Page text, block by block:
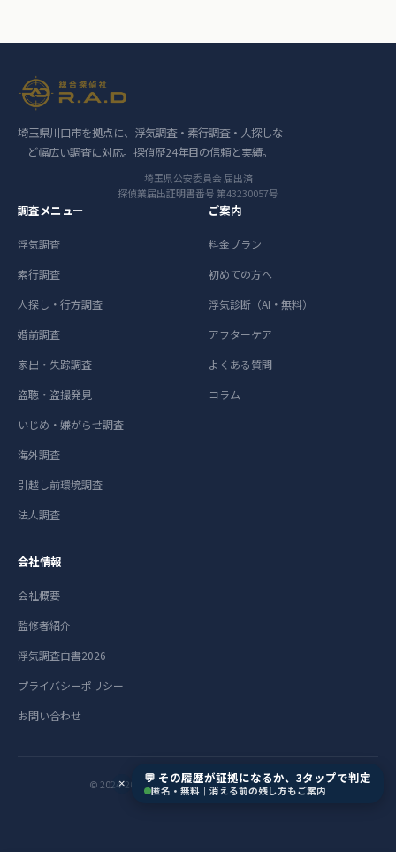
埼玉県川口市を拠点に、浮気調査・素行調査・人探しな
ど幅広い調査に対応。探偵歴24年目の信頼と実績。
埼玉県公安委員会 届出済
探偵業届出証明書番号 第43230057号
調査メニュー
浮気調査
素行調査
人探し・行方調査
婚前調査
家出・失踪調査
盗聴・盗撮発見
いじめ・嫌がらせ調査
海外調査
引越し前環境調査
法人調査
ご案内
料金プラン
初めての方へ
浮気診断（AI・無料）
アフターケア
よくある質問
コラム
会社情報
会社概要
監修者紹介
浮気調査白書2026
プライバシーポリシー
お問い合わせ
© 2024-2026 総合探偵社R.A.D All Rights Reserved.
× 💬 その履歴が証拠になるか、3タップで判定
匿名・無料｜消える前の残し方もご案内